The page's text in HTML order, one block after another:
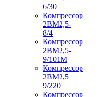
6/30
Компрессор
2ВМ2,5-
8/4
Компрессор
2ВМ2,5-
9/101М
Компрессор
2ВМ2,5-
9/220
Компрессор